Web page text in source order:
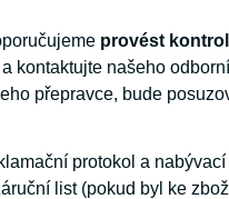
provést
kontaktujte našeho
přepravce, bude
protokol a
list (pokud byl ke